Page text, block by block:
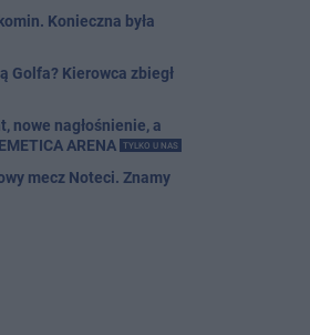
Konieczna była
Golfa? Kierowca zbiegł
nowe nagłośnienie, a
ARENA
TYLKO U NAS
mecz Noteci. Znamy